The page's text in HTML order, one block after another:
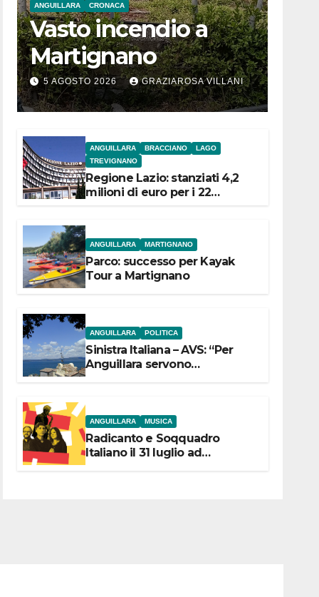
ANGUILLARA CRONACA
Vasto incendio a
Martignano
5 AGOSTO 2026 GRAZIAROSA VILLANI
ANGUILLARA BRACCIANO
LAGO
TREVIGNANO
Regione Lazio: stanziati 4,2
milioni di euro per i 22
ANGUILLARA MARTIGNANO
Parco: successo per Kayak
Tour a Martignano
ANGUILLARA POLITICA
Sinistra Italiana – AVS: “Per
Anguillara servono
ANGUILLARA MUSICA
Radicanto e Soqquadro
Italiano il 31 luglio ad